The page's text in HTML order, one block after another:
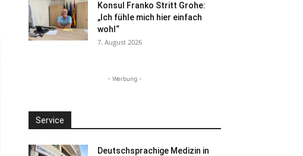
Konsul Franko Stritt Grohe:
„Ich fühle mich hier einfach
wohl“
7. August 2026
- Werbung -
Service
Deutschsprachige Medizin in